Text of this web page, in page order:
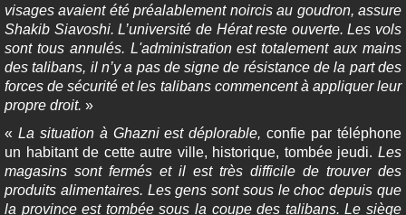
visages avaient été préalablement noircis au goudron, assure
Shakib Siavoshi. L’université de Hérat reste ouverte. Les vols
sont tous annulés. L'administration est totalement aux mains
des talibans, il n’y a pas de signe de résistance de la part des
forces de sécurité et les talibans commencent à appliquer leur
propre droit. »
« La situation à Ghazni est déplorable,confie par téléphone
un habitant de cette autre ville, historique, tombée jeudi. Les
magasins sont fermés et il est très difficile de trouver des
produits alimentaires. Les gens sont sous le choc depuis que
la province est tombée sous la coupe des talibans. Le siège